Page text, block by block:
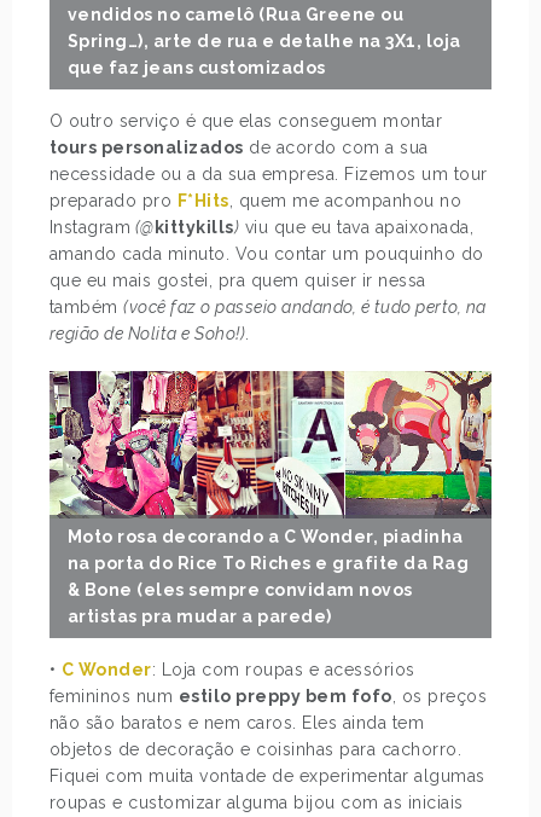
vendidos no camelô (Rua Greene ou
Spring…), arte de rua e detalhe na 3X1, loja
que faz jeans customizados
O outro serviço é que elas conseguem montar
tours personalizados de acordo com a sua
necessidade ou a da sua empresa. Fizemos um tour
preparado pro F*Hits , quem me acompanhou no
Instagram (@ kittykills) viu que eu tava apaixonada,
amando cada minuto. Vou contar um pouquinho do
que eu mais gostei, pra quem quiser ir nessa
também(você faz o passeio andando, é tudo perto, na
região de Nolita e Soho!)
Moto rosa decorando a C Wonder, piadinha
na porta do Rice To Riches e grafite da Rag
& Bone (eles sempre convidam novos
artistas pra mudar a parede)
• C Wonder: Loja com roupas e acessórios
femininos num estilo preppy bem fofo , os preços
não são baratos e nem caros. Eles ainda tem
objetos de decoração e coisinhas para cachorro.
Fiquei com muita vontade de experimentar algumas
roupas e customizar alguma bijou com as iniciais